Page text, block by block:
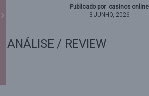
Publicado por casinos online
3 JUNHO, 2026
ANÁLISE / REVIEW